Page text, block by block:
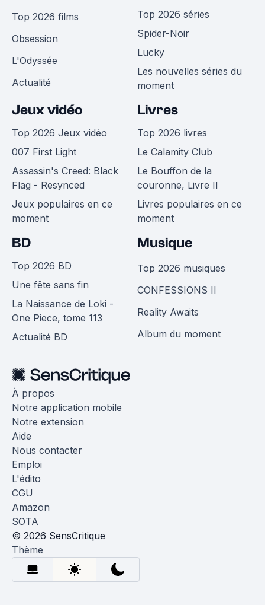
Top 2026 films
Obsession
L'Odyssée
Actualité
Top 2026 séries
Spider-Noir
Lucky
Les nouvelles séries du
moment
Jeux vidéo
Top 2026 Jeux vidéo
007 First Light
Assassin's Creed: Black
Flag - Resynced
Jeux populaires en ce
moment
Livres
Top 2026 livres
Le Calamity Club
Le Bouffon de la
couronne, Livre II
Livres populaires en ce
moment
BD
Top 2026 BD
Une fête sans fin
La Naissance de Loki -
One Piece, tome 113
Actualité BD
Musique
Top 2026 musiques
CONFESSIONS II
Reality Awaits
Album du moment
À propos
Notre application mobile
Notre extension
Aide
Nous contacter
Emploi
L'édito
CGU
Amazon
SOTA
© 2026 SensCritique
Thème